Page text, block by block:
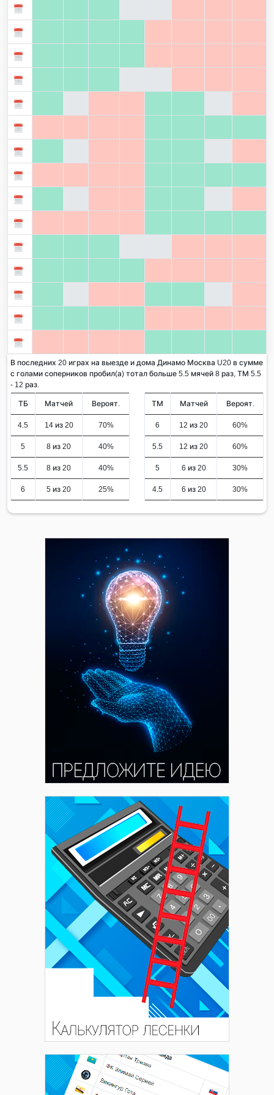
В последних 20 играх на выезде и дома Динамо Москва U20 в сумме
с голами соперников пробил(а) тотал больше 5.5 мячей 8 раз, ТМ 5.5
- 12 раз.
ТБ Матчей Вероят.
4.5 14 из 20 70%
5 8 из 20 40%
5.5 8 из 20 40%
6 5 из 20 25%
ТМ Матчей Вероят.
6 12 из 20 60%
5.5 12 из 20 60%
5 6 из 20 30%
4.5 6 из 20 30%